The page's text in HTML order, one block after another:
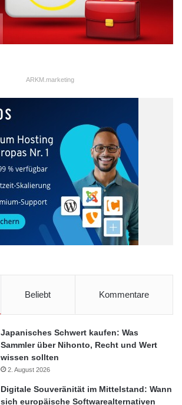
ARKM.marketing
Beliebt Kommentare
Japanisches Schwert kaufen: Was
Sammler über Nihonto, Recht und Wert
wissen sollten
2. August 2026
Digitale Souveränität im Mittelstand: Wann
sich europäische Softwarealternativen